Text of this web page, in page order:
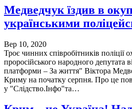
Медведчук їздив в
українськими
Вер 10, 2020
Троє чинних співробітників поліції
проросійського народного депутата
платформи – За життя" Віктора
Криму на початку серпня. Про це
у "Слідство.Інфо"та…